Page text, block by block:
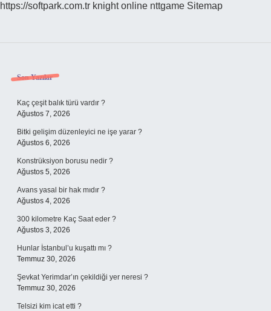
https://softpark.com.tr knight online nttgame Sitemap
Sidebar
Son Yazılar
Kaç çeşit balık türü vardır ?
Ağustos 7, 2026
Bitki gelişim düzenleyici ne işe yarar ?
Ağustos 6, 2026
Konstrüksiyon borusu nedir ?
Ağustos 5, 2026
Avans yasal bir hak mıdır ?
Ağustos 4, 2026
300 kilometre Kaç Saat eder ?
Ağustos 3, 2026
Hunlar İstanbul’u kuşattı mı ?
Temmuz 30, 2026
Şevkat Yerimdar’ın çekildiği yer neresi ?
Temmuz 30, 2026
Telsizi kim icat etti ?